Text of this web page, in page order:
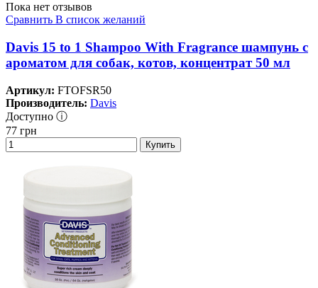
Пока нет отзывов
Сравнить В список желаний
Davis 15 to 1 Shampoo With Fragrance шампунь с
ароматом для собак, котов, концентрат 50 мл
Артикул: FTOFSR50
Производитель: Davis
Доступно ⓘ
77 грн
Купить